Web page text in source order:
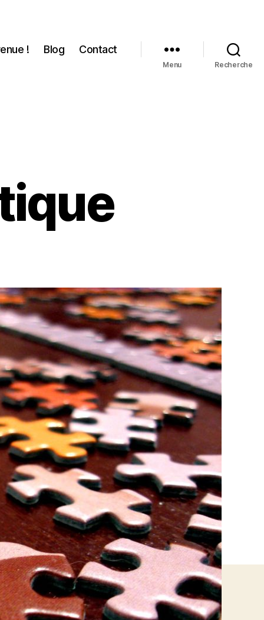
! Blog Contact
Menu Recherche